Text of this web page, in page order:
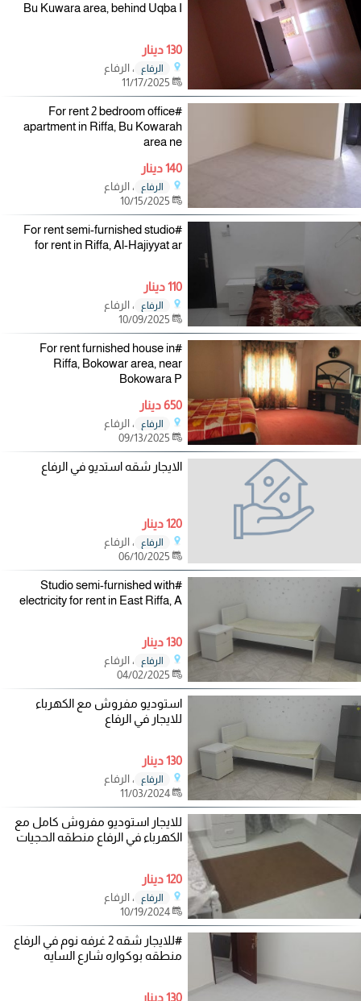
Bu Kuwara area, behind Uqba I
130 دينار
الرفاع
، الرفاع
#For rent 2 bedroom office
apartment in Riffa, Bu Kowarah
area ne
140 دينار
الرفاع
، الرفاع
#For rent semi-furnished studio
for rent in Riffa, Al-Hajiyyat ar
110 دينار
الرفاع
، الرفاع
#For rent furnished house in
Riffa, Bokowar area, near
Bokowara P
650 دينار
الرفاع
، الرفاع
الايجار شقه استديو في الرفاع
120 دينار
الرفاع
، الرفاع
#Studio semi-furnished with
electricity for rent in East Riffa, A
130 دينار
الرفاع
، الرفاع
استوديو مفروش مع الكهرباء
للايجار في الرفاع
130 دينار
الرفاع
، الرفاع
11/03/2024
للايجار استوديو مفروش كامل مع
الكهرباء في الرفاع منطقه الحجيات
120 دينار
الرفاع
، الرفاع
10/19/2024
#للايجار شقه 2 غرفه نوم في الرفاع
منطقه بوكواره شارع السايه
130 دينار